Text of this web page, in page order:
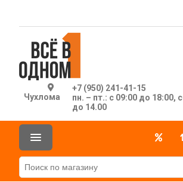
Чухлома
+7 (950) 241-41-15
пн. – пт.: с 09:00 до 18:00,
до 14.00